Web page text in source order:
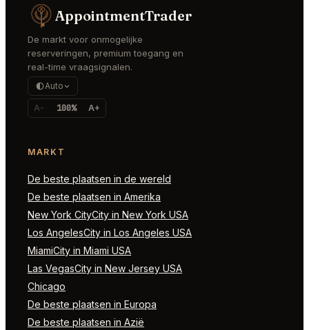
AppointmentTrader
De markt voor onmogelijke
reserveringen, premium toegang en
real-time vraagsignalen.
Auto
A- 100% A+
MARKT
De beste plaatsen in de wereld
De beste plaatsen in Amerika
New York CityCity in New York USA
Los AngelesCity in Los Angeles USA
MiamiCity in Miami USA
Las VegasCity in New Jersey USA
Chicago
De beste plaatsen in Europa
De beste plaatsen in Azië